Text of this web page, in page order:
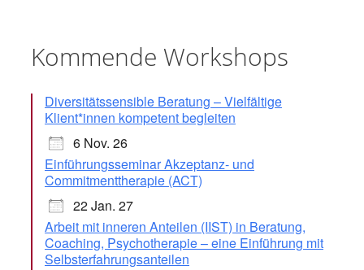
Kommende Workshops
Diversitätssensible Beratung – Vielfältige
Klient*innen kompetent begleiten
6 Nov. 26
Einführungsseminar Akzeptanz- und
Commitmenttherapie (ACT)
22 Jan. 27
Arbeit mit inneren Anteilen (IIST) in Beratung,
Coaching, Psychotherapie – eine Einführung mit
Selbsterfahrungsanteilen